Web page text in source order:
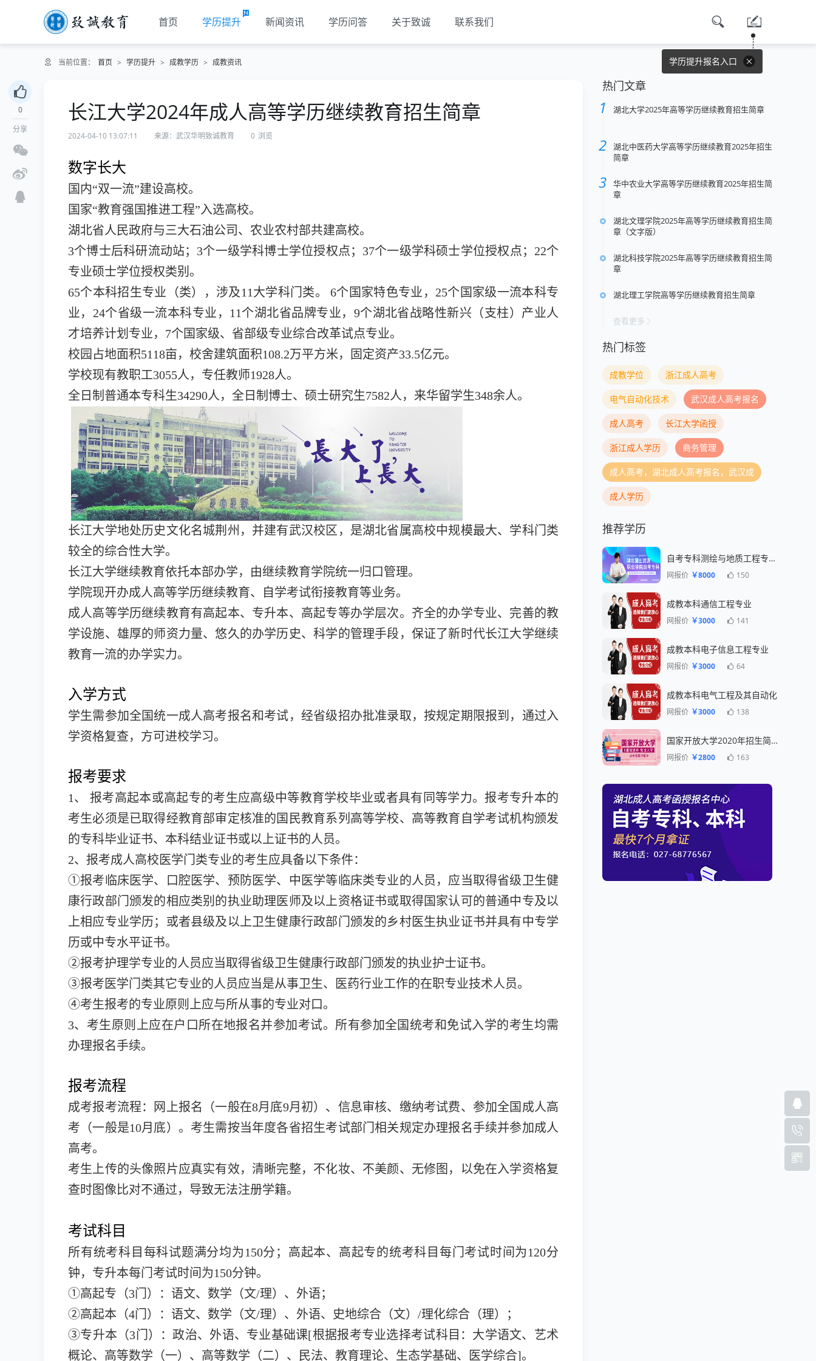
首页 学历提升 新闻资讯 学历问答 关于致诚 联系我们
学历提升报名入口
当前位置： 首页 > 学历提升 > 成教学历 > 成教资讯
0
分享
长江大学2024年成人高等学历继续教育招生简章
2024-04-10 13:07:11 来源：武汉华明致诚教育 0 浏览
数字长大
国内“双一流”建设高校。
国家“教育强国推进工程”入选高校。
湖北省人民政府与三大石油公司、农业农村部共建高校。
3个博士后科研流动站；3个一级学科博士学位授权点；37个一级学科硕士学位授权点；22个
专业硕士学位授权类别。
65个本科招生专业（类），涉及11大学科门类。 6个国家特色专业，25个国家级一流本科专
业，24个省级一流本科专业，11个湖北省品牌专业，9个湖北省战略性新兴（支柱）产业人
才培养计划专业，7个国家级、省部级专业综合改革试点专业。
校园占地面积5118亩，校舍建筑面积108.2万平方米，固定资产33.5亿元。
学校现有教职工3055人，专任教师1928人。
全日制普通本专科生34290人，全日制博士、硕士研究生7582人，来华留学生348余人。
长江大学地处历史文化名城荆州，并建有武汉校区，是湖北省属高校中规模最大、学科门类
较全的综合性大学。
长江大学继续教育依托本部办学，由继续教育学院统一归口管理。
学院现开办成人高等学历继续教育、自学考试衔接教育等业务。
成人高等学历继续教育有高起本、专升本、高起专等办学层次。齐全的办学专业、完善的教
学设施、雄厚的师资力量、悠久的办学历史、科学的管理手段，保证了新时代长江大学继续
教育一流的办学实力。
入学方式
学生需参加全国统一成人高考报名和考试，经省级招办批准录取，按规定期限报到，通过入
学资格复查，方可进校学习。
报考要求
1、 报考高起本或高起专的考生应高级中等教育学校毕业或者具有同等学力。报考专升本的
考生必须是已取得经教育部审定核准的国民教育系列高等学校、高等教育自学考试机构颁发
的专科毕业证书、本科结业证书或以上证书的人员。
2、报考成人高校医学门类专业的考生应具备以下条件：
①报考临床医学、口腔医学、预防医学、中医学等临床类专业的人员，应当取得省级卫生健
康行政部门颁发的相应类别的执业助理医师及以上资格证书或取得国家认可的普通中专及以
上相应专业学历；或者县级及以上卫生健康行政部门颁发的乡村医生执业证书并具有中专学
历或中专水平证书。
②报考护理学专业的人员应当取得省级卫生健康行政部门颁发的执业护士证书。
③报考医学门类其它专业的人员应当是从事卫生、医药行业工作的在职专业技术人员。
④考生报考的专业原则上应与所从事的专业对口。
3、考生原则上应在户口所在地报名并参加考试。所有参加全国统考和免试入学的考生均需
办理报名手续。
报考流程
成考报考流程：网上报名（一般在8月底9月初）、信息审核、缴纳考试费、参加全国成人高
考（一般是10月底）。考生需按当年度各省招生考试部门相关规定办理报名手续并参加成人
高考。
考生上传的头像照片应真实有效，清晰完整，不化妆、不美颜、无修图，以免在入学资格复
查时图像比对不通过，导致无法注册学籍。
考试科目
所有统考科目每科试题满分均为150分；高起本、高起专的统考科目每门考试时间为120分
钟，专升本每门考试时间为150分钟。
①高起专（3门）：语文、数学（文/理）、外语；
②高起本（4门）：语文、数学（文/理）、外语、史地综合（文）/理化综合（理）；
③专升本（3门）：政治、外语、专业基础课[根据报考专业选择考试科目：大学语文、艺术
概论、高等数学（一）、高等数学（二）、民法、教育理论、生态学基础、医学综合]。
热门文章
湖北大学2025年高等学历继续教育招生简章
湖北中医药大学高等学历继续教育2025年招生
简章
华中农业大学高等学历继续教育2025年招生简
章
湖北文理学院2025年高等学历继续教育招生简
章（文字版）
湖北科技学院2025年高等学历继续教育招生简
章
湖北理工学院高等学历继续教育招生简章
查看更多
热门标签
成教学位 浙江成人高考
电气自动化技术 武汉成人高考报名
成人高考 长江大学函授
浙江成人学历 商务管理
成人高考，湖北成人高考报名，武汉成
成人学历
推荐学历
自考专科测绘与地质工程专业一年毕业
网报价 ￥8000 150
成教本科通信工程专业
网报价 ￥3000 141
成教本科电子信息工程专业
网报价 ￥3000 64
成教本科电气工程及其自动化
网报价 ￥3000 138
国家开放大学2020年招生简章
网报价 ￥2800 163